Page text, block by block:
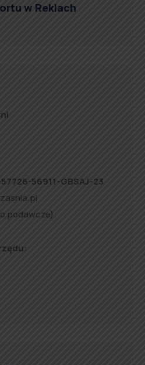
w Reklach
56911-GBSAJ-23
podawcze)